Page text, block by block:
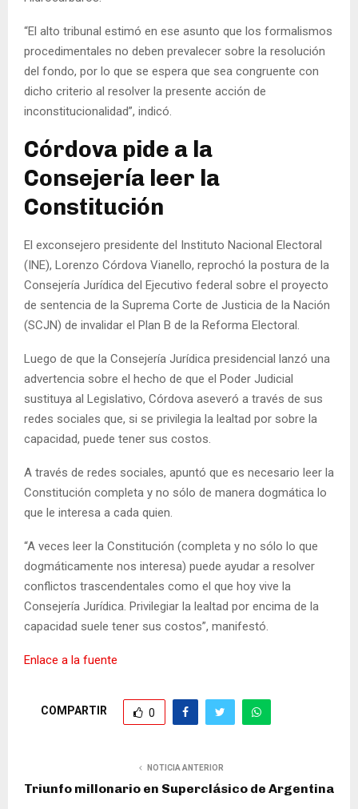
“El alto tribunal estimó en ese asunto que los formalismos
procedimentales no deben prevalecer sobre la resolución
del fondo, por lo que se espera que sea congruente con
dicho criterio al resolver la presente acción de
inconstitucionalidad”, indicó.
Córdova pide a la
Consejería leer la
Constitución
El exconsejero presidente del Instituto Nacional Electoral
(INE), Lorenzo Córdova Vianello, reprochó la postura de la
Consejería Jurídica del Ejecutivo federal sobre el proyecto
de sentencia de la Suprema Corte de Justicia de la Nación
(SCJN) de invalidar el Plan B de la Reforma Electoral.
Luego de que la Consejería Jurídica presidencial lanzó una
advertencia sobre el hecho de que el Poder Judicial
sustituya al Legislativo, Córdova aseveró a través de sus
redes sociales que, si se privilegia la lealtad por sobre la
capacidad, puede tener sus costos.
A través de redes sociales, apuntó que es necesario leer la
Constitución completa y no sólo de manera dogmática lo
que le interesa a cada quien.
“A veces leer la Constitución (completa y no sólo lo que
dogmáticamente nos interesa) puede ayudar a resolver
conflictos trascendentales como el que hoy vive la
Consejería Jurídica. Privilegiar la lealtad por encima de la
capacidad suele tener sus costos”, manifestó.
Enlace a la fuente
COMPARTIR 0
NOTICIA ANTERIOR
Triunfo millonario en Superclásico de Argentina